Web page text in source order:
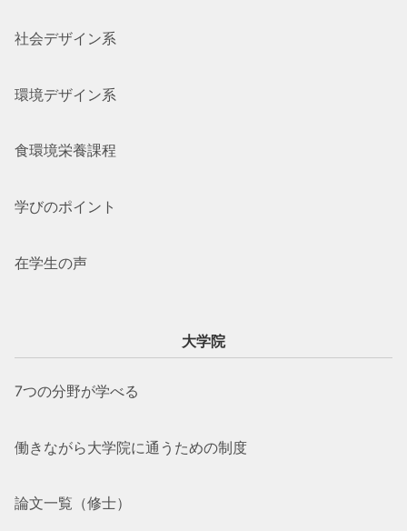
社会デザイン系
環境デザイン系
食環境栄養課程
学びのポイント
在学生の声
大学院
7つの分野が学べる
働きながら大学院に通うための制度
論文一覧（修士）